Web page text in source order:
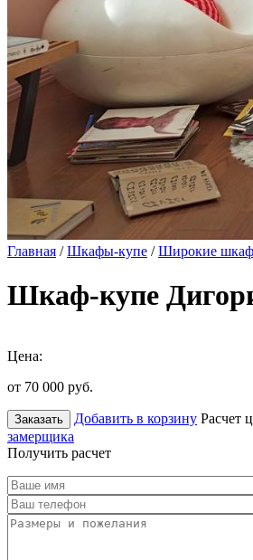
Главная /Шкафы-купе /Широкие
Шкаф-купе
Цена:
от 70 000 руб.
Заказать Добавить в корзину Расчет
замерщика
Получить расчет